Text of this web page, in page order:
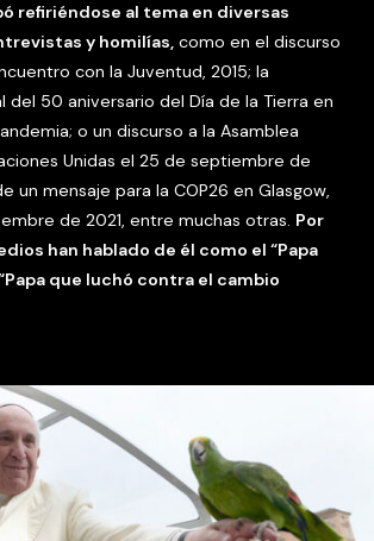
refiriéndose al tema en diversas
y homilías, como en el discurso
con la Juventud, 2015; la
del 50 aniversario del Día de la Tierra en
o un discurso a la Asamblea
Unidas el 25 de septiembre de
un mensaje para la COP26 en Glasgow,
de 2021, entre muchas otras. Por
han hablado de él como el “Papa
que luchó contra el cambio